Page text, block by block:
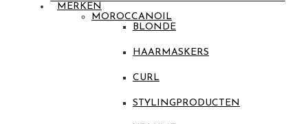
MERKEN
MOROCCANOIL
BLONDE
HAARMASKERS
CURL
STYLINGPRODUCTEN